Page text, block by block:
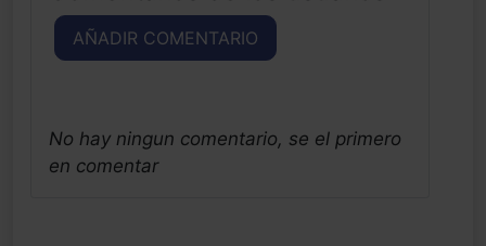
AÑADIR COMENTARIO
No hay ningun comentario, se el primero
en comentar